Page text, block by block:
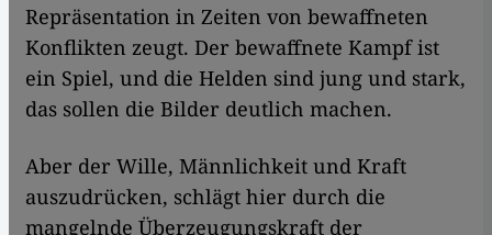
Repräsentation in Zeiten von bewaffneten
Konflikten zeugt. Der bewaffnete Kampf ist
ein Spiel, und die Helden sind jung und stark,
das sollen die Bilder deutlich machen.
Aber der Wille, Männlichkeit und Kraft
auszudrücken, schlägt hier durch die
mangelnde Überzeugungskraft der